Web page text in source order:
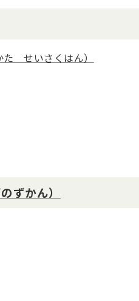
せいさくはん）
ずかん）